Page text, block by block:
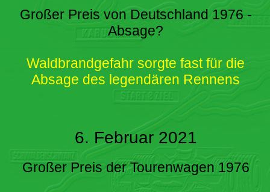
Großer Preis von Deutschland 1976 -
Absage?
Waldbrandgefahr sorgte fast für die
Absage des legendären Rennens
6. Februar 2021
Großer Preis der Tourenwagen 1976